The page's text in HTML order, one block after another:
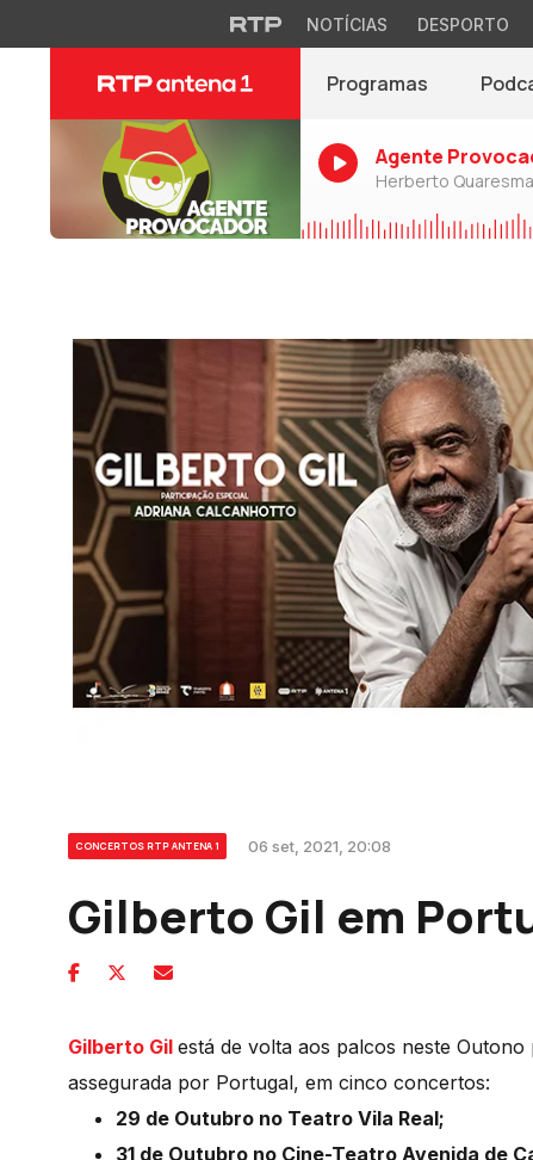
NOTÍCIAS DESPORTO
Programas
Agente
Herberto Quaresma
CONCERTOS RTP ANTENA 1 06 set, 2021, 20:08
Gilberto Gil em
Gilberto Gil está de volta aos palcos neste
assegurada por Portugal, em cinco concertos:
29 de Outubro no Teatro Vila Real;
31 de Outubro no Cine-Teatro Avenida de